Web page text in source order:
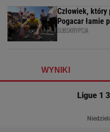
Człowiek, który
Pogacar łamie
SUBSKRYPCJA
WYNIKI
Ligue 1